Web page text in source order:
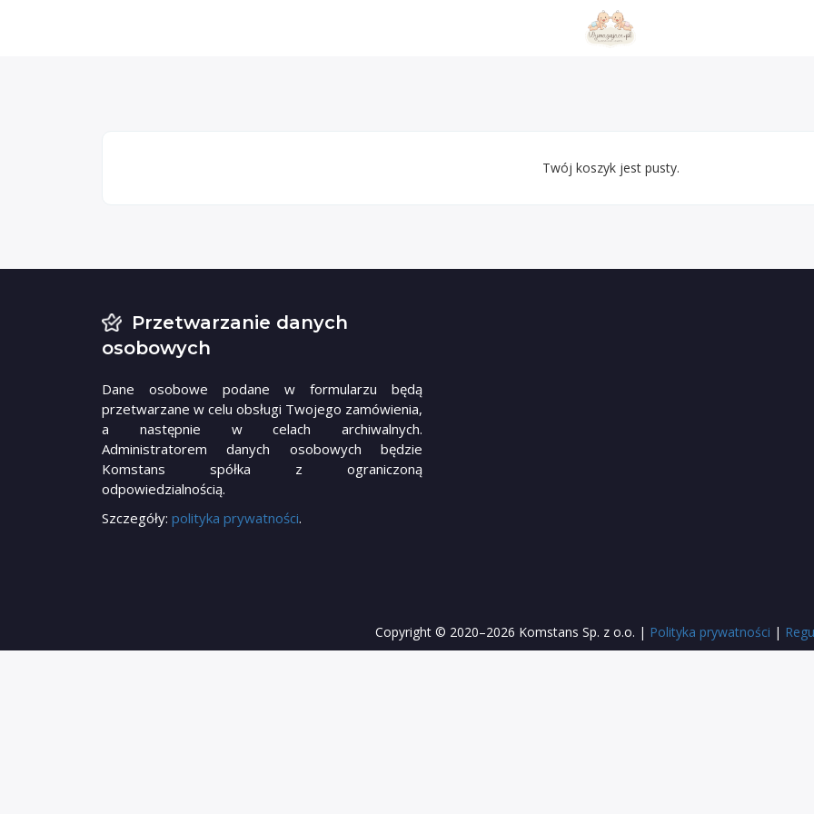
Twój koszyk jest pusty.
Przetwarzanie danych
osobowych
Dane osobowe podane w formularzu będą
przetwarzane w celu obsługi Twojego zamówienia,
a następnie w celach archiwalnych.
Administratorem danych osobowych będzie
Komstans spółka z ograniczoną
odpowiedzialnością.
Szczegóły: polityka prywatności.
Copyright © 2020–2026 Komstans Sp. z o.o. | Polityka prywatności |